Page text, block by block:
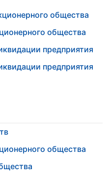
общества
общества
предприятия
предприятия
общества